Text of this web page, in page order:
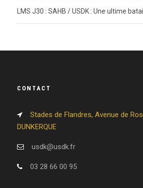
LMS J30 : SAHB / USDK : Une ultime
CONTACT
Stades de Flandres, Avenue de
DUNKERQUE
usdk@usdk.fr
03 28 66 00 95